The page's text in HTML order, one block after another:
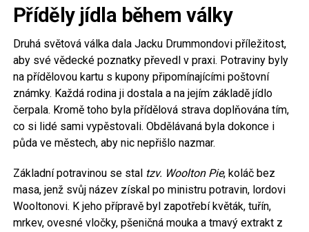
Příděly jídla během války
Druhá světová válka dala Jacku Drummondovi příležitost,
aby své vědecké poznatky převedl v praxi. Potraviny byly
na přídělovou kartu s kupony připomínajícími poštovní
známky. Každá rodina ji dostala a na jejím základě jídlo
čerpala. Kromě toho byla přídělová strava doplňována tím,
co si lidé sami vypěstovali. Obdělávaná byla dokonce i
půda ve městech, aby nic nepřišlo nazmar.
Základní potravinou se stal tzv. Woolton Pie, koláč bez
masa, jenž svůj název získal po ministru potravin, lordovi
Wooltonovi. K jeho přípravě byl zapotřebí květák, tuřín,
mrkev, ovesné vločky, pšeničná mouka a tmavý extrakt z